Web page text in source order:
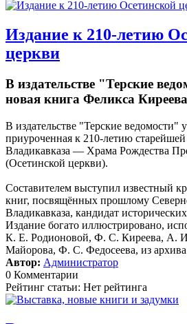
Издание к 210-летию
церкви
В издательстве "Терские
новая книга Феликса Киреева
В издательстве "Терские ведомости"
приуроченная к 210-летию
Владикавказа — Храма Рождества
(Осетинской церкви).
Составителем выступил известный
книг, посвящённых прошлому
Владикавказа, кандидат
Издание богато иллюстрировано,
К. Е. Родионовой, Ф. С. Киреева, А.
Майорова, Ф. С. Федосеева, из
Автор: Администратор
0 Комментарии
Рейтинг статьи: Нет рейтинга